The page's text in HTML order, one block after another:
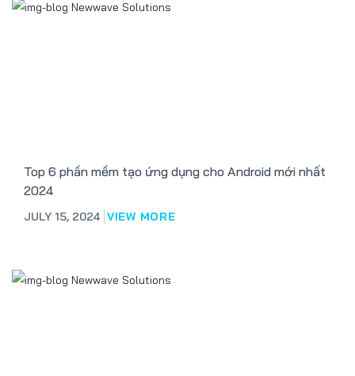
Top 6 phần mềm tạo ứng dụng cho Android mới nhất
2024
JULY 15, 2024 VIEW MORE